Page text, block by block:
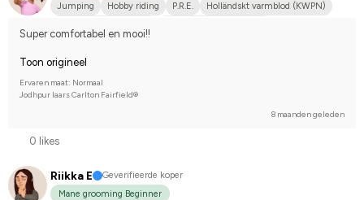
Jumping
Hobby riding P.R.E.
Holländskt varmblod (KWPN)
Super comfortabel en mooi!!
Toon origineel
Ervaren maat: Normaal
Jodhpur laars Carlton Fairfield®
8 maanden geleden
0 likes
Riikka E
Geverifieerde koper
Mane grooming Beginner